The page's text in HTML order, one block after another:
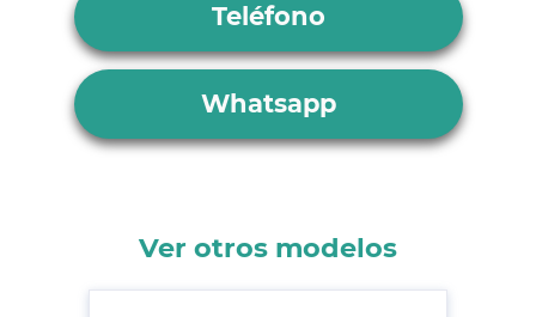
Teléfono
Whatsapp
Ver otros modelos